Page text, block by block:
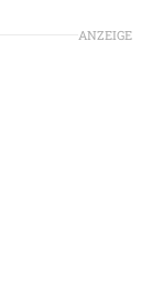
ANZEIGE